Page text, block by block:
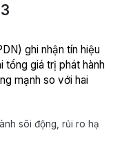
ghi nhận tín hiệu
tổng giá trị phát hành
mạnh so với hai
sôi động, rủi ro hạ